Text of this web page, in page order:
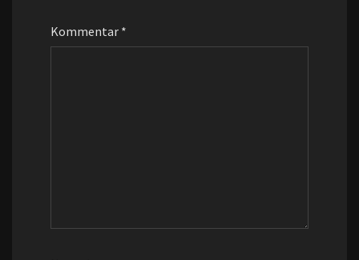
Kommentar *